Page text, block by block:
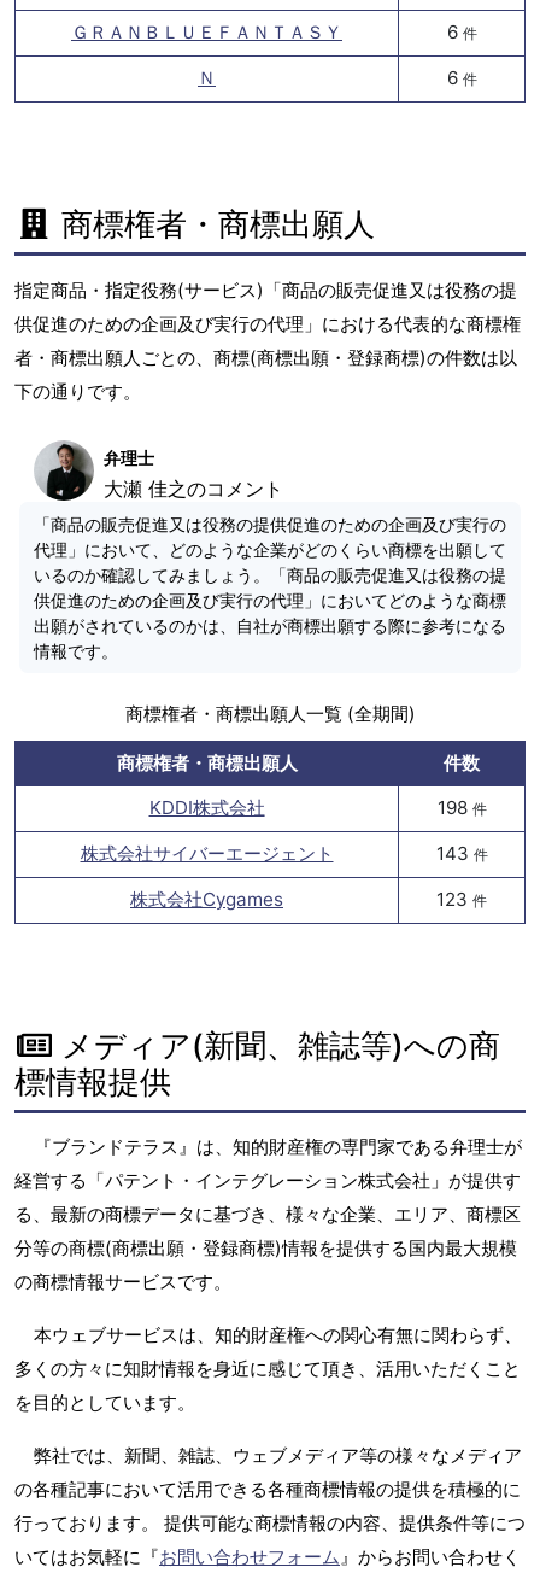
ＧＲＡＮＢＬＵＥＦＡＮＴＡＳＹ 6 件
Ｎ 6 件
商標権者・商標出願人
指定商品・指定役務(サービス)「商品の販売促進又は役務の提
供促進のための企画及び実行の代理」における代表的な商標権
者・商標出願人ごとの、商標(商標出願・登録商標)の件数は以
下の通りです。
弁理士
大瀬 佳之のコメント
「商品の販売促進又は役務の提供促進のための企画及び実行の
代理」において、どのような企業がどのくらい商標を出願して
いるのか確認してみましょう。「商品の販売促進又は役務の提
供促進のための企画及び実行の代理」においてどのような商標
出願がされているのかは、自社が商標出願する際に参考になる
情報です。
商標権者・商標出願人一覧 (全期間)
商標権者・商標出願人
件数
KDDI株式会社
198 件
株式会社サイバーエージェント 143 件
株式会社Cygames 123 件
メディア(新聞、雑誌等)への商
標情報提供
『ブランドテラス』は、知的財産権の専門家である弁理士が
経営する「パテント・インテグレーション株式会社」が提供す
る、最新の商標データに基づき、様々な企業、エリア、商標区
分等の商標(商標出願・登録商標)情報を提供する国内最大規模
の商標情報サービスです。
本ウェブサービスは、知的財産権への関心有無に関わらず、
多くの方々に知財情報を身近に感じて頂き、活用いただくこと
を目的としています。
弊社では、新聞、雑誌、ウェブメディア等の様々なメディア
の各種記事において活用できる各種商標情報の提供を積極的に
行っております。 提供可能な商標情報の内容、提供条件等につ
いてはお気軽に『お問い合わせフォーム』からお問い合わせく